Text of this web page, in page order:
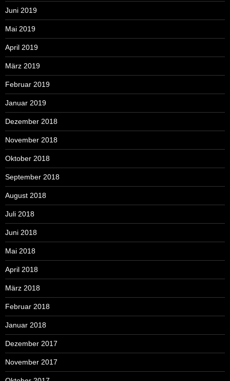
Juni 2019
Mai 2019
April 2019
März 2019
Februar 2019
Januar 2019
Dezember 2018
November 2018
Oktober 2018
September 2018
August 2018
Juli 2018
Juni 2018
Mai 2018
April 2018
März 2018
Februar 2018
Januar 2018
Dezember 2017
November 2017